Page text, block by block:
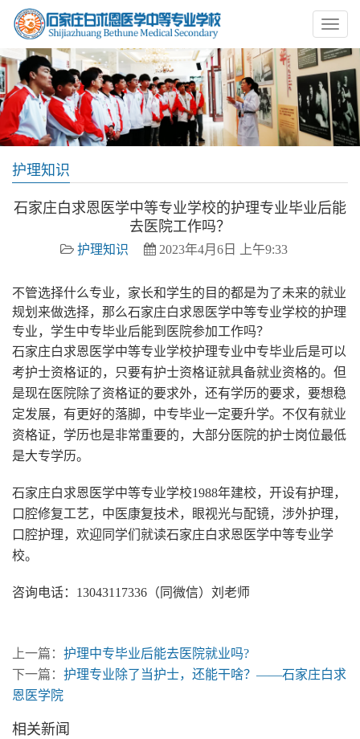
护理知识
石家庄白求恩医学中等专业学校的护理专业毕业后能
去医院工作吗？
护理知识 2023年4月6日 上午9:33
不管选择什么专业，家长和学生的目的都是为了未来的就业
规划来做选择，那么石家庄白求恩医学中等专业学校的护理
专业，学生中专毕业后能到医院参加工作吗？
石家庄白求恩医学中等专业学校护理专业中专毕业后是可以
考护士资格证的，只要有护士资格证就具备就业资格的。但
是现在医院除了资格证的要求外，还有学历的要求，要想稳
定发展，有更好的落脚，中专毕业一定要升学。不仅有就业
资格证，学历也是非常重要的，大部分医院的护士岗位最低
是大专学历。
石家庄白求恩医学中等专业学校1988年建校，开设有护理，
口腔修复工艺，中医康复技术，眼视光与配镜，涉外护理，
口腔护理，欢迎同学们就读石家庄白求恩医学中等专业学
校。
咨询电话：13043117336（同微信）刘老师
上一篇： 护理中专毕业后能去医院就业吗?
下一篇： 护理专业除了当护士，还能干啥？——石家庄白求
恩医学院
相关新闻